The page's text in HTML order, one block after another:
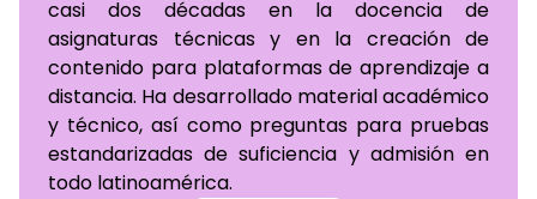
casi dos décadas en la docencia de
asignaturas técnicas y en la creación de
contenido para plataformas de aprendizaje a
distancia. Ha desarrollado material académico
y técnico, así como preguntas para pruebas
estandarizadas de suficiencia y admisión en
todo latinoamérica.